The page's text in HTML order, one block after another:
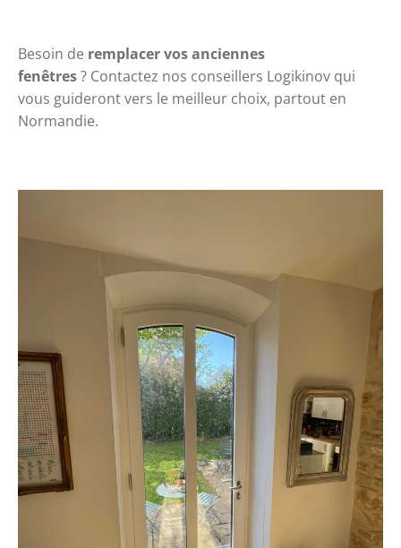
Besoin de remplacer vos anciennes
fenêtres ? Contactez nos conseillers Logikinov qui
vous guideront vers le meilleur choix, partout en
Normandie.